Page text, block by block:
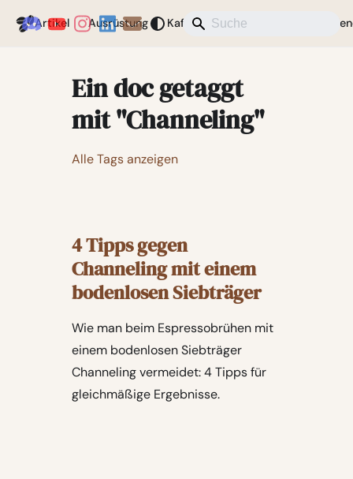
Coffeegeek
Artikel Ausrüstung Kaffee Aktuelles
Ein doc getaggt
mit "Channeling"
Alle Tags anzeigen
4 Tipps gegen
Channeling mit einem
bodenlosen Siebträger
Wie man beim Espressobrühen mit
einem bodenlosen Siebträger
Channeling vermeidet: 4 Tipps für
gleichmäßige Ergebnisse.